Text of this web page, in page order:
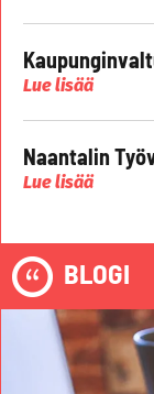
Lue lisää
Naantalin
Lue lisää
BLOGI